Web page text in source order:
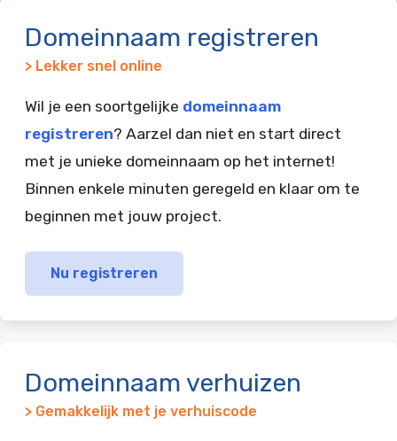
Domeinnaam registreren
> Lekker snel online
Wil je een soortgelijke domeinnaam
registreren? Aarzel dan niet en start direct
met je unieke domeinnaam op het internet!
Binnen enkele minuten geregeld en klaar om te
beginnen met jouw project.
Nu registreren
Domeinnaam verhuizen
> Gemakkelijk met je verhuiscode